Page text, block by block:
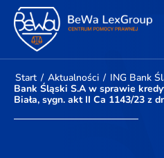
Start / Aktualności / ING Bank
Bank Śląski S.A w sprawie
Biała, sygn. akt II Ca 1143/23 z